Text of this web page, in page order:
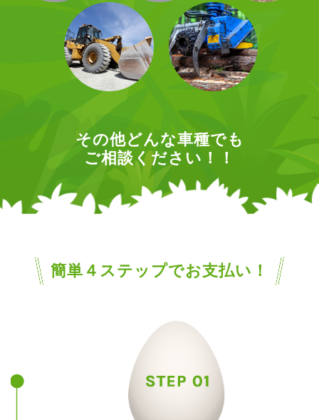
その他どんな車種でも
ご相談ください！！
簡単４ステップでお支払い！